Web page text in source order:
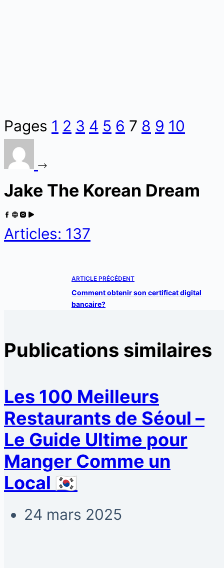
Pages 1 2 3 4 5 6 7 8 9 10
Jake The Korean Dream
Articles: 137
ARTICLE PRÉCÉDENT
Comment obtenir son certificat digital
bancaire?
Publications similaires
Les 100 Meilleurs
Restaurants de Séoul –
Le Guide Ultime pour
Manger Comme un
Local 🇰🇷
24 mars 2025